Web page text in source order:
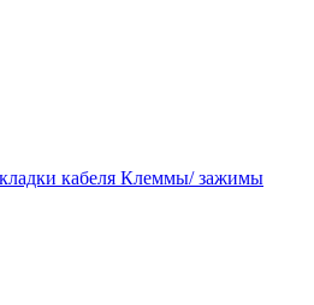
кабеля Клеммы/ зажимы